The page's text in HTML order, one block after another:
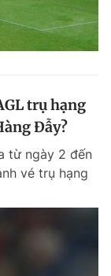
trụ hạng
Đẫy?
từ ngày 2 đến
vé trụ hạng